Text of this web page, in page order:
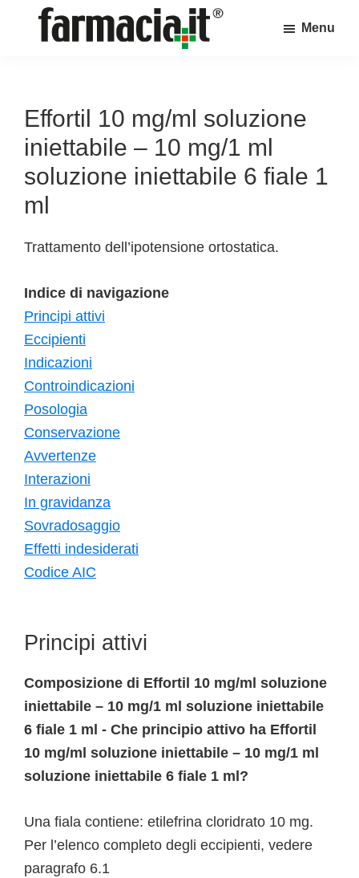
sul
mondo
della
farmacia
online
Menu
Effortil 10 mg/ml soluzione
iniettabile – 10 mg/1 ml
soluzione iniettabile 6 fiale 1
ml
Trattamento dell’ipotensione ortostatica.
Indice di navigazione
Principi attivi
Eccipienti
Indicazioni
Controindicazioni
Posologia
Conservazione
Avvertenze
Interazioni
In gravidanza
Sovradosaggio
Effetti indesiderati
Codice AIC
Principi attivi
Composizione di Effortil 10 mg/ml soluzione
iniettabile – 10 mg/1 ml soluzione iniettabile
6 fiale 1 ml - Che principio attivo ha Effortil
10 mg/ml soluzione iniettabile – 10 mg/1 ml
soluzione iniettabile 6 fiale 1 ml?
Una fiala contiene: etilefrina cloridrato 10 mg.
Per l’elenco completo degli eccipienti, vedere
paragrafo 6.1